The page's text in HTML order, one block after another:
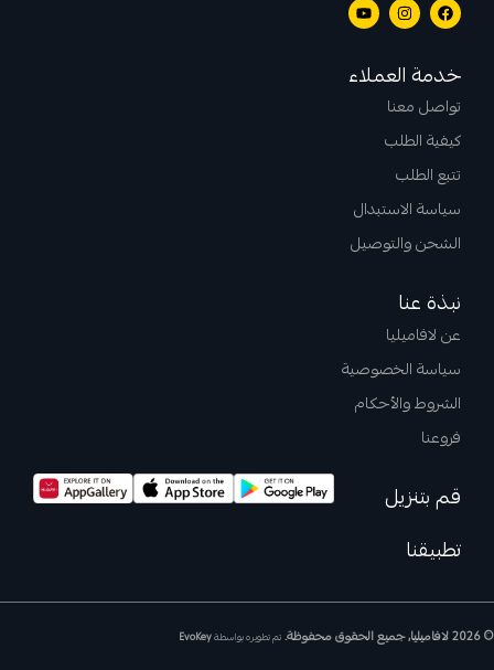
خدمة العملاء
تواصل معنا
كيفية الطلب
تتبع الطلب
سياسة الاستبدال
الشحن والتوصيل
نبذة عنا
عن لافاميليا
سياسة الخصوصية
الشروط والأحكام
فروعنا
قم بتنزيل
تطبيقنا
© 2026 لافاميليا, جميع الحقوق محفوظة. تم تطويره بواسطةEvoKey